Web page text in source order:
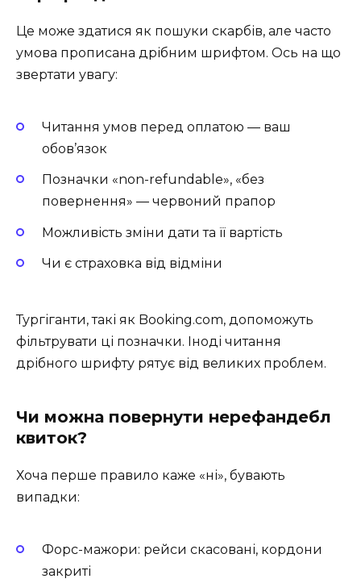
Це може здатися як пошуки скарбів, але часто
умова прописана дрібним шрифтом. Ось на що
звертати увагу:
Читання умов перед оплатою — ваш
обов’язок
Позначки «non-refundable», «без
повернення» — червоний прапор
Можливість зміни дати та її вартість
Чи є страховка від відміни
Тургіганти, такі як Booking.com, допоможуть
фільтрувати ці позначки. Іноді читання
дрібного шрифту рятує від великих проблем.
Чи можна повернути нерефандебл
квиток?
Хоча перше правило каже «ні», бувають
випадки:
Форс-мажори: рейси скасовані, кордони
закриті